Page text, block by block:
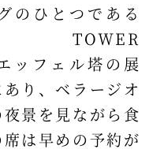
のひとつである
TOWER
ッフェル塔の展
り、ベラージオ
景を見ながら食
は早めの予約が